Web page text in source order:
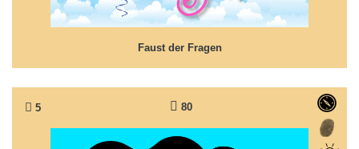
Faust der Fragen
5 80